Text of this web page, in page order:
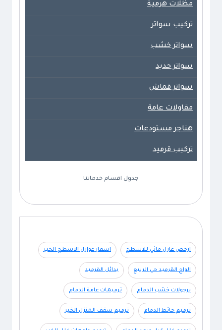
مظلات هرمية
تركيب سواتر
سواتر خشب
سواتر حديد
سواتر قماش
مقاولات عامة
هناجر مستودعات
تركيب قرميد
جدول اقسام خدماتنا
ارخص عازل مائي للاسطح اسعار عوازل الاسطح الخبر
الواح القرميد حي الربيع بدائل القرميد
برجولات خشب الدمام ترميمات عامة الدمام
ترميم حائط الدمام ترميم سقف المنزل الخبر